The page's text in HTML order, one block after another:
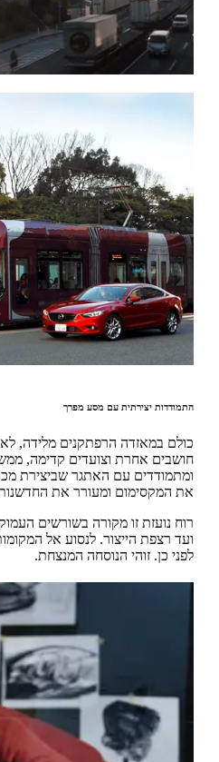
התמודדות יצירתית עם מסע מפרך
כולם במאזדה הרפתקנים מלידה, לא
חושבים אחרת וצועדים קדימה,
ומתמודדים עם האתגר שביצירת
את המקסימום ומעורר את החדשנות
רוח נועזת זו מקורה בשורשים
ועד רצפת הייצור. לנסוע אל
לפני כן. זוהי הנוסחה המנצחת.